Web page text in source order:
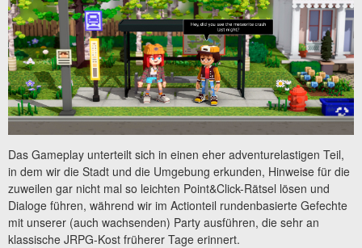
Das Gameplay unterteilt sich in einen eher adventurelastigen Teil,
in dem wir die Stadt und die Umgebung erkunden, Hinweise für die
zuweilen gar nicht mal so leichten Point&Click-Rätsel lösen und
Dialoge führen, während wir im Actionteil rundenbasierte Gefechte
mit unserer (auch wachsenden) Party ausführen, die sehr an
klassische JRPG-Kost früherer Tage erinnert.